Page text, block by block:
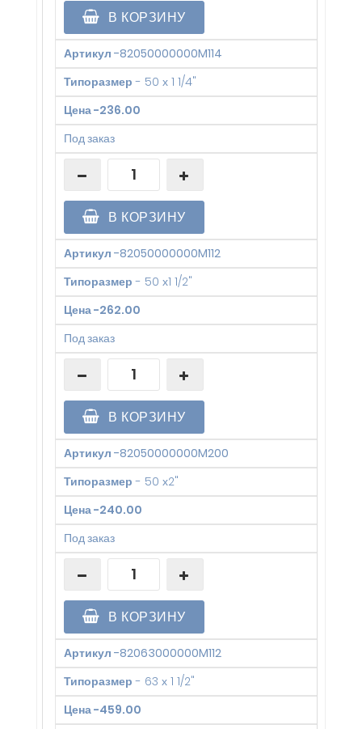
В КОРЗИНУ
Артикул -82050000000M114
Типоразмер - 50 х 1 1/4"
Цена-236.00
Под заказ
В КОРЗИНУ
Артикул -82050000000M112
Типоразмер - 50 х1 1/2"
Цена-262.00
Под заказ
В КОРЗИНУ
Артикул -82050000000M200
Типоразмер - 50 х2"
Цена-240.00
Под заказ
В КОРЗИНУ
Артикул -82063000000M112
Типоразмер - 63 х 1 1/2"
Цена-459.00